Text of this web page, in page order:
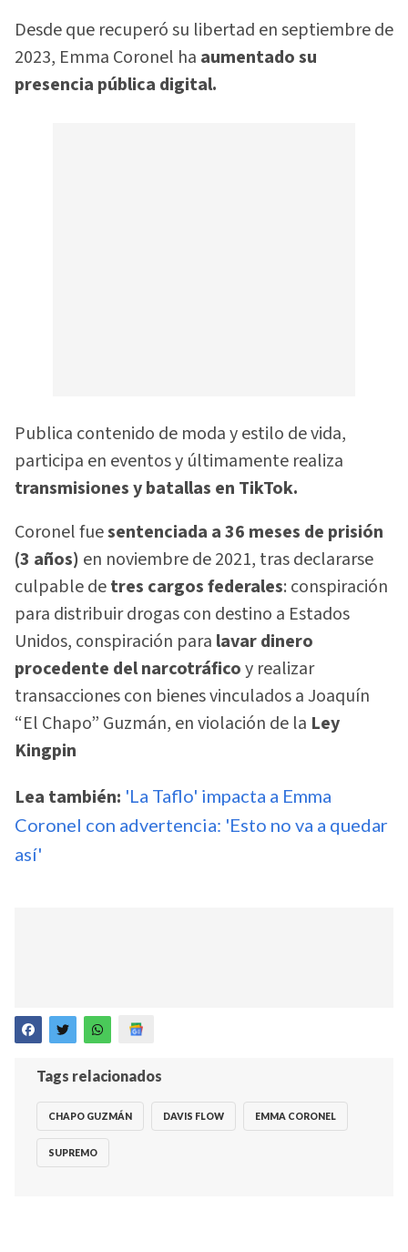
Desde que recuperó su libertad en septiembre de
2023, Emma Coronel ha aumentado su
presencia pública digital.
Publica contenido de moda y estilo de vida,
participa en eventos y últimamente realiza
transmisiones y batallas en TikTok.
Coronel fuesentenciada a 36 meses de prisión
(3 años) en noviembre de 2021, tras declararse
culpable detres cargos federales: conspiración
para distribuir drogas con destino a Estados
Unidos, conspiración para lavar dinero
procedente del narcotráficoy realizar
transacciones con bienes vinculados a Joaquín
“El Chapo” Guzmán, en violación de la Ley
Kingpin
Lea también: 'La Taflo' impacta a Emma
Coronel con advertencia: 'Esto no va a quedar
así'
Tags relacionados
CHAPO GUZMÁN DAVIS FLOW EMMA CORONEL
SUPREMO